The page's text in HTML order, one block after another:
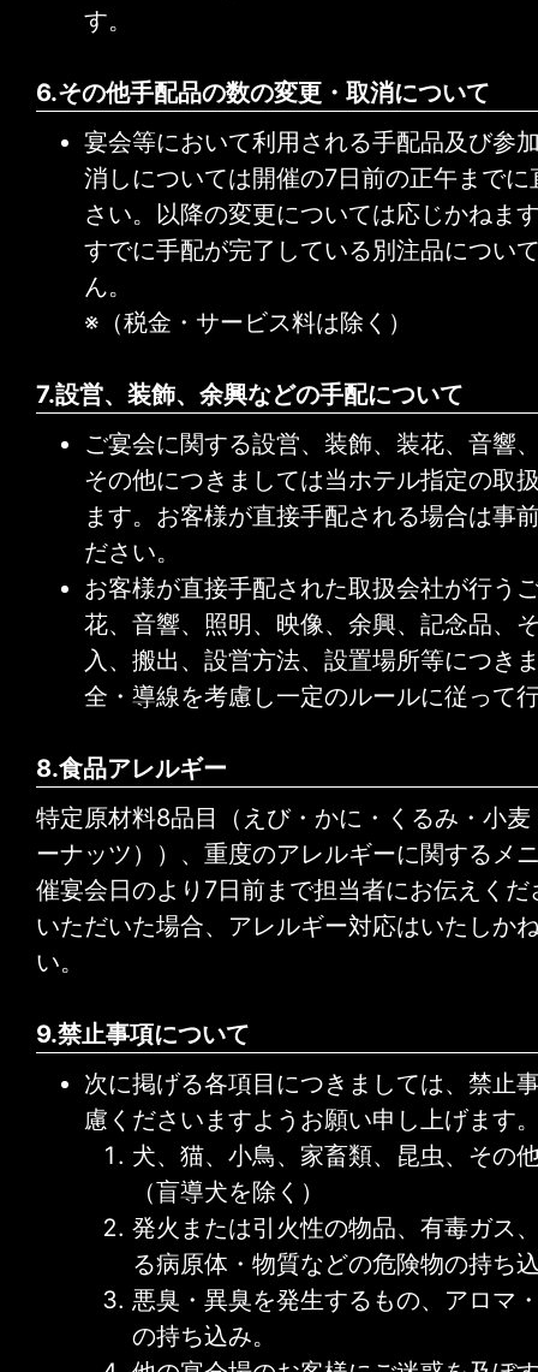
す。
6.その他手配品の数の変更・取消について
宴会等において利用される手配品及び参
消しについては開催の7日前の正午まで
さい。以降の変更については応じかねま
すでに手配が完了している別注品につい
ん。
※（税金・サービス料は除く）
7.設営、装飾、余興などの手配について
ご宴会に関する設営、装飾、装花、音響
その他につきましては当ホテル指定の取
ます。お客様が直接手配される場合は事
ださい。
お客様が直接手配された取扱会社が行う
花、音響、照明、映像、余興、記念品、
入、搬出、設営方法、設置場所等につき
全・導線を考慮し一定のルールに従って
8.食品アレルギー
特定原材料8品目（えび・かに・くるみ・小
ーナッツ））、重度のアレルギーに関するメ
催宴会日のより7日前まで担当者にお伝えく
いただいた場合、アレルギー対応はいたしか
い。
9.禁止事項について
次に掲げる各項目につきましては、禁止
慮くださいますようお願い申し上げます
犬、猫、小鳥、家畜類、昆虫、その
（盲導犬を除く）
発火または引火性の物品、有毒ガス
る病原体・物質などの危険物の持ち
悪臭・異臭を発生するもの、アロマ
の持ち込み。